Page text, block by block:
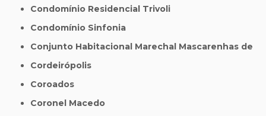
Condomínio Residencial Trivoli
Condomínio Sinfonia
Conjunto Habitacional Marechal Mascarenhas de
Cordeirópolis
Coroados
Coronel Macedo